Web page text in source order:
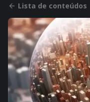
Lista de conteúdos